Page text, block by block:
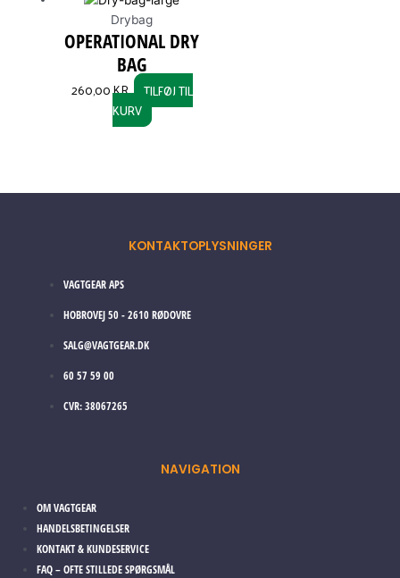
Drybag
OPERATIONAL DRY
BAG
260,00KR.
TILFØJ TIL
KURV
KONTAKTOPLYSNINGER
VAGTGEAR APS
HOBROVEJ 50 - 2610 RØDOVRE
SALG@VAGTGEAR.DK
60 57 59 00
CVR: 38067265
NAVIGATION
OM VAGTGEAR
HANDELSBETINGELSER
KONTAKT & KUNDESERVICE
FAQ – OFTE STILLEDE SPØRGSMÅL